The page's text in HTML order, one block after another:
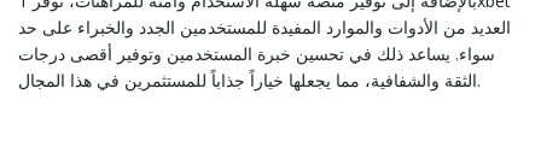
العديد من الأدوات والموارد المفيدة للمستخدمين الجدد والخبراء على حد
سواء. يساعد ذلك في تحسين خبرة المستخدمين وتوفير أقصى درجات
الثقة والشفافية، مما يجعلها خياراً جذاباً للمستثمرين في هذا المجال.